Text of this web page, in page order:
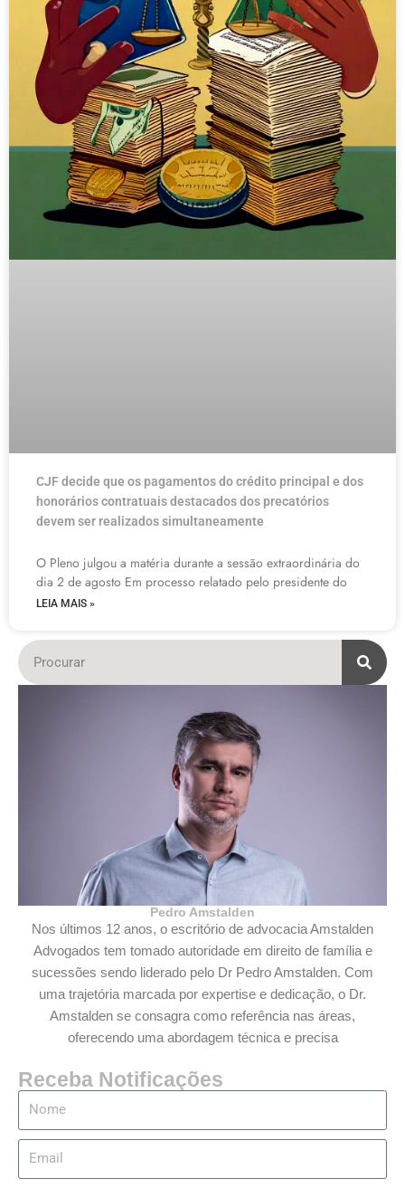
CJF decide que os pagamentos do crédito principal e dos
honorários contratuais destacados dos precatórios
devem ser realizados simultaneamente
O Pleno julgou a matéria durante a sessão extraordinária do
dia 2 de agosto Em processo relatado pelo presidente do
LEIA MAIS »
Pedro Amstalden
Nos últimos 12 anos, o escritório de advocacia Amstalden
Advogados tem tomado autoridade em direito de família e
sucessões sendo liderado pelo Dr Pedro Amstalden. Com
uma trajetória marcada por expertise e dedicação, o Dr.
Amstalden se consagra como referência nas áreas,
oferecendo uma abordagem técnica e precisa
Receba Notificações